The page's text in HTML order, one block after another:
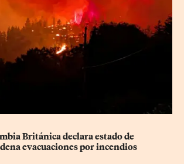
Británica declara estado de
evacuaciones por incendios